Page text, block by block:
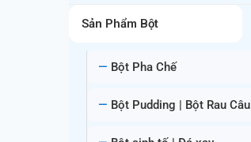
Sản Phẩm Bột
Bột Pha Chế
Bột Pudding | Bột Rau Câu